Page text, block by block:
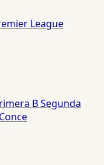
League
BSegunda